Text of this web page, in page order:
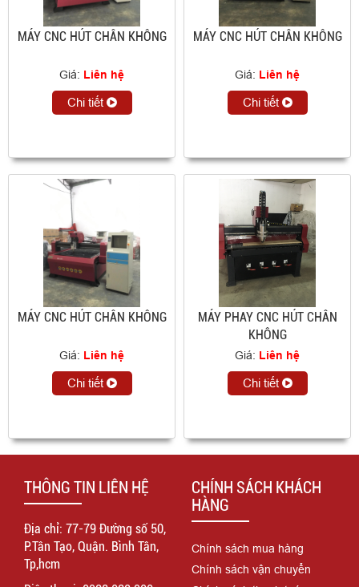
MÁY CNC HÚT CHÂN KHÔNG
Giá: Liên hệ
Chi tiết
MÁY CNC HÚT CHÂN KHÔNG
Giá: Liên hệ
Chi tiết
MÁY CNC HÚT CHÂN KHÔNG
Giá: Liên hệ
Chi tiết
MÁY PHAY CNC HÚT CHÂN
KHÔNG
Giá: Liên hệ
Chi tiết
THÔNG TIN LIÊN HỆ
Địa chỉ: 77-79 Đường số 50,
P.Tân Tạo, Quận. Bình Tân,
Tp,hcm
CHÍNH SÁCH KHÁCH
HÀNG
Chính sách mua hàng
Chính sách vận chuyển